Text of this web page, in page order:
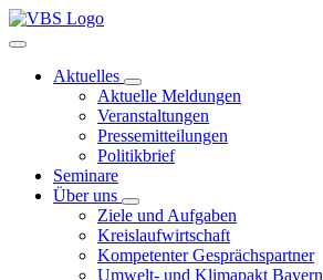
Aktuelles
Aktuelle Meldungen
Veranstaltungen
Pressemitteilungen
Politikbrief
Seminare
Über uns
Ziele und Aufgaben
Kreislaufwirtschaft
Kompetenter Gesprächspartner
Umwelt- und Klimapakt Bayern